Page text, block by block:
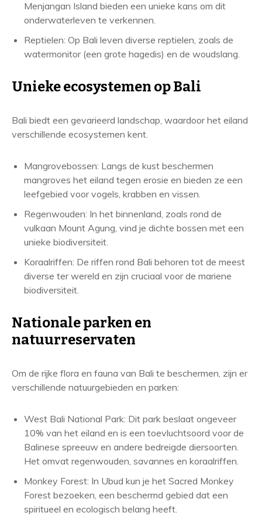
Menjangan Island bieden een unieke kans om dit
onderwaterleven te verkennen.
Reptielen: Op Bali leven diverse reptielen, zoals de
watermonitor (een grote hagedis) en de woudslang.
Unieke ecosystemen op Bali
Bali biedt een gevarieerd landschap, waardoor het eiland
verschillende ecosystemen kent.
Mangrovebossen: Langs de kust beschermen
mangroves het eiland tegen erosie en bieden ze een
leefgebied voor vogels, krabben en vissen.
Regenwouden: In het binnenland, zoals rond de
vulkaan Mount Agung, vind je dichte bossen met een
unieke biodiversiteit.
Koraalriffen: De riffen rond Bali behoren tot de meest
diverse ter wereld en zijn cruciaal voor de mariene
biodiversiteit.
Nationale parken en
natuurreservaten
Om de rijke flora en fauna van Bali te beschermen, zijn er
verschillende natuurgebieden en parken:
West Bali National Park: Dit park beslaat ongeveer
10% van het eiland en is een toevluchtsoord voor de
Balinese spreeuw en andere bedreigde diersoorten.
Het omvat regenwouden, savannes en koraalriffen.
Monkey Forest: In Ubud kun je het Sacred Monkey
Forest bezoeken, een beschermd gebied dat een
spiritueel en ecologisch belang heeft.